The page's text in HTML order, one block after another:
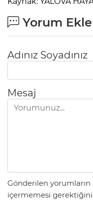
Yorum Ekle
Adınız Soyadınız
Mesaj
Gönderilen
içermemesi gerektiğini